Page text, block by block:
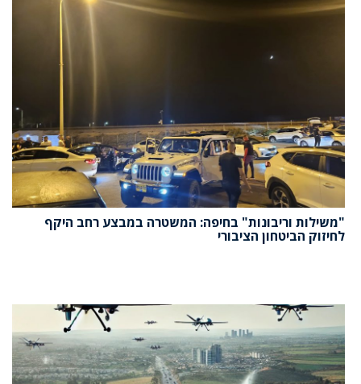
"משילות וריבונות" בחיפה: המשטרה במבצע רחב היקף
לחיזוק הביטחון הציבורי